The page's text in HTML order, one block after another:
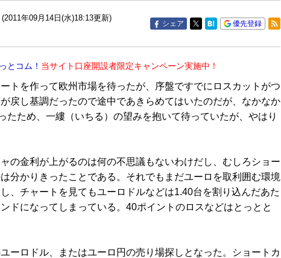
年09月14日(水)18:13更新)
シェア 優先登録
とコム！ 当サイト口座開設者限定キャンペーン実施中！
トを作って欧州市場を待ったが、序盤ですでにロスカットがつ
戻し基調だったので途中であきらめてはいたのだが、なかなか
たため、一縷（いちる）の望みを抱いて待っていたが、やはり
の金利が上がるのは何の不思議もないわけだし、むしろショー
分かりきったことである。それでもまだユーロを取利囲む環境
、チャートを見てもユーロドルなどは1.40台を割り込んだあた
ドになってしまっている。40ポイントのロスなどはとっとと
ーロドル、またはユーロ円の売り場探しとなった。ショートカ